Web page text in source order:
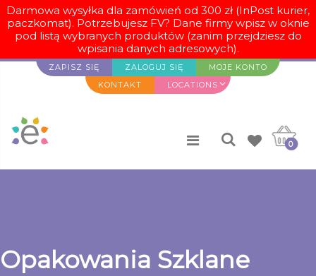
Darmowa wysyłka dla zamówień od 300 zł (InPost kurier,
paczkomat). Potrzebujesz FV? Dane firmy wpisz w oknie
pod listą wybranych produktów (zanim przejdziesz do
wpisania danych adresowych).
ZAPISZ SIĘ ZALOGUJ SIĘ
MOJE KONTO
KONTAKT
LOCATIONS
0
Opakowania Szklane